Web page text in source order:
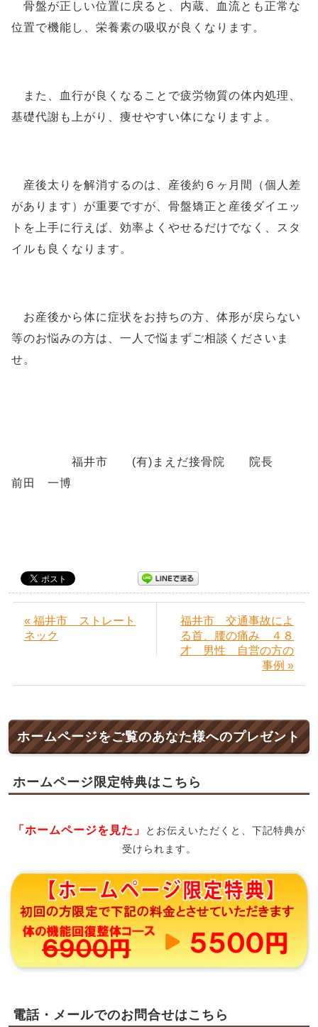
骨盤が正しい位置に戻ると、内蔵、血流とも正常な
位置で機能し、栄養素の吸収が良くなります。
また、血行が良くなることで疲労物質の体内処理、
基礎代謝も上がり、痩せやすい体になりますよ。
産後太りを解消するのは、産後約６ヶ月間（個人差
があります）が重要ですが、骨盤矯正と産後ダイエッ
トを上手に行えば、効率よくやせるだけでなく、スタ
イルも良くなります。
お産後から体に症状をお持ちの方、体形が戻らない
等のお悩みの方は、一人で悩まずご相談くださいま
せ。
福井市 (有)まえだ接骨院 院長
前田 一博
« 福井市 ストレート
ネック
福井市 交通事故によ
る首、腰の痛み ４８
才 男性 自営の方の
事例 »
ホームページをご覧のあなた様へのプレゼント
ホームページ限定特典はこちら
「ホームページを見た」
とお伝えいただくと、下記特典が
受けられます。
電話・メールでのお問合せはこちら